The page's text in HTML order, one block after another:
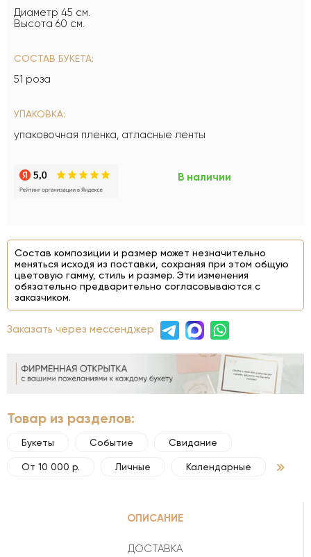
Диаметр 45 см.
Высота 60 см.
СОСТАВ БУКЕТА:
51 роза
УПАКОВКА:
упаковочная пленка, атласные ленты
В наличии
Состав композиции и размер может незначительно
меняться исходя из поставки, сохраняя при этом общую
цветовую гамму, стиль и размер. Эти изменения
обязательно предварительно согласовываются с
заказчиком.
Заказать через мессенджер
Товар из разделов:
Букеты Событие Свидание
От 10 000 р. Личные Календарные
ОПИСАНИЕ
ДОСТАВКА